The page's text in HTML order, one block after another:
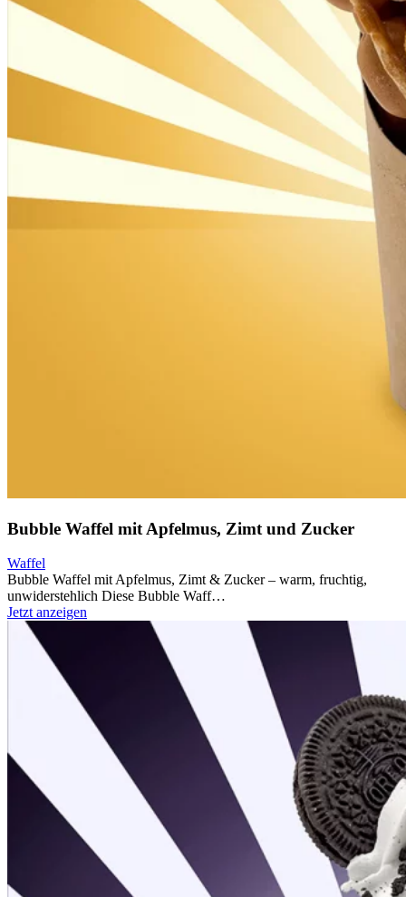
Bubble Waffel mit Apfelmus, Zimt und Zucker
Waffel
Bubble Waffel mit Apfelmus, Zimt & Zucker – warm, fruchtig,
unwiderstehlich Diese Bubble Waff…
Jetzt anzeigen